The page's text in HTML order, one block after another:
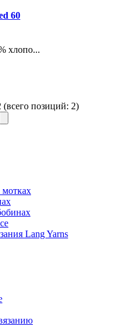
60
хлопо...
(всего позиций: 2)
Lang Yarns